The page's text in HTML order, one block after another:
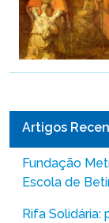
Artigos
Fundação
Escola de
Rifa